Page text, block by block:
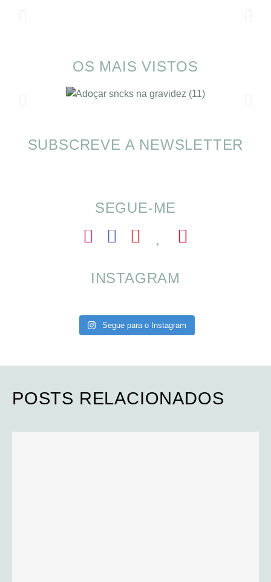
OS MAIS VISTOS
SOMP (SOP): 5 Ideias de Pequenos Almoços
SUBSCREVE A NEWSLETTER
SEGUE-ME
INSTAGRAM
Segue para o Instagram
POSTS RELACIONADOS